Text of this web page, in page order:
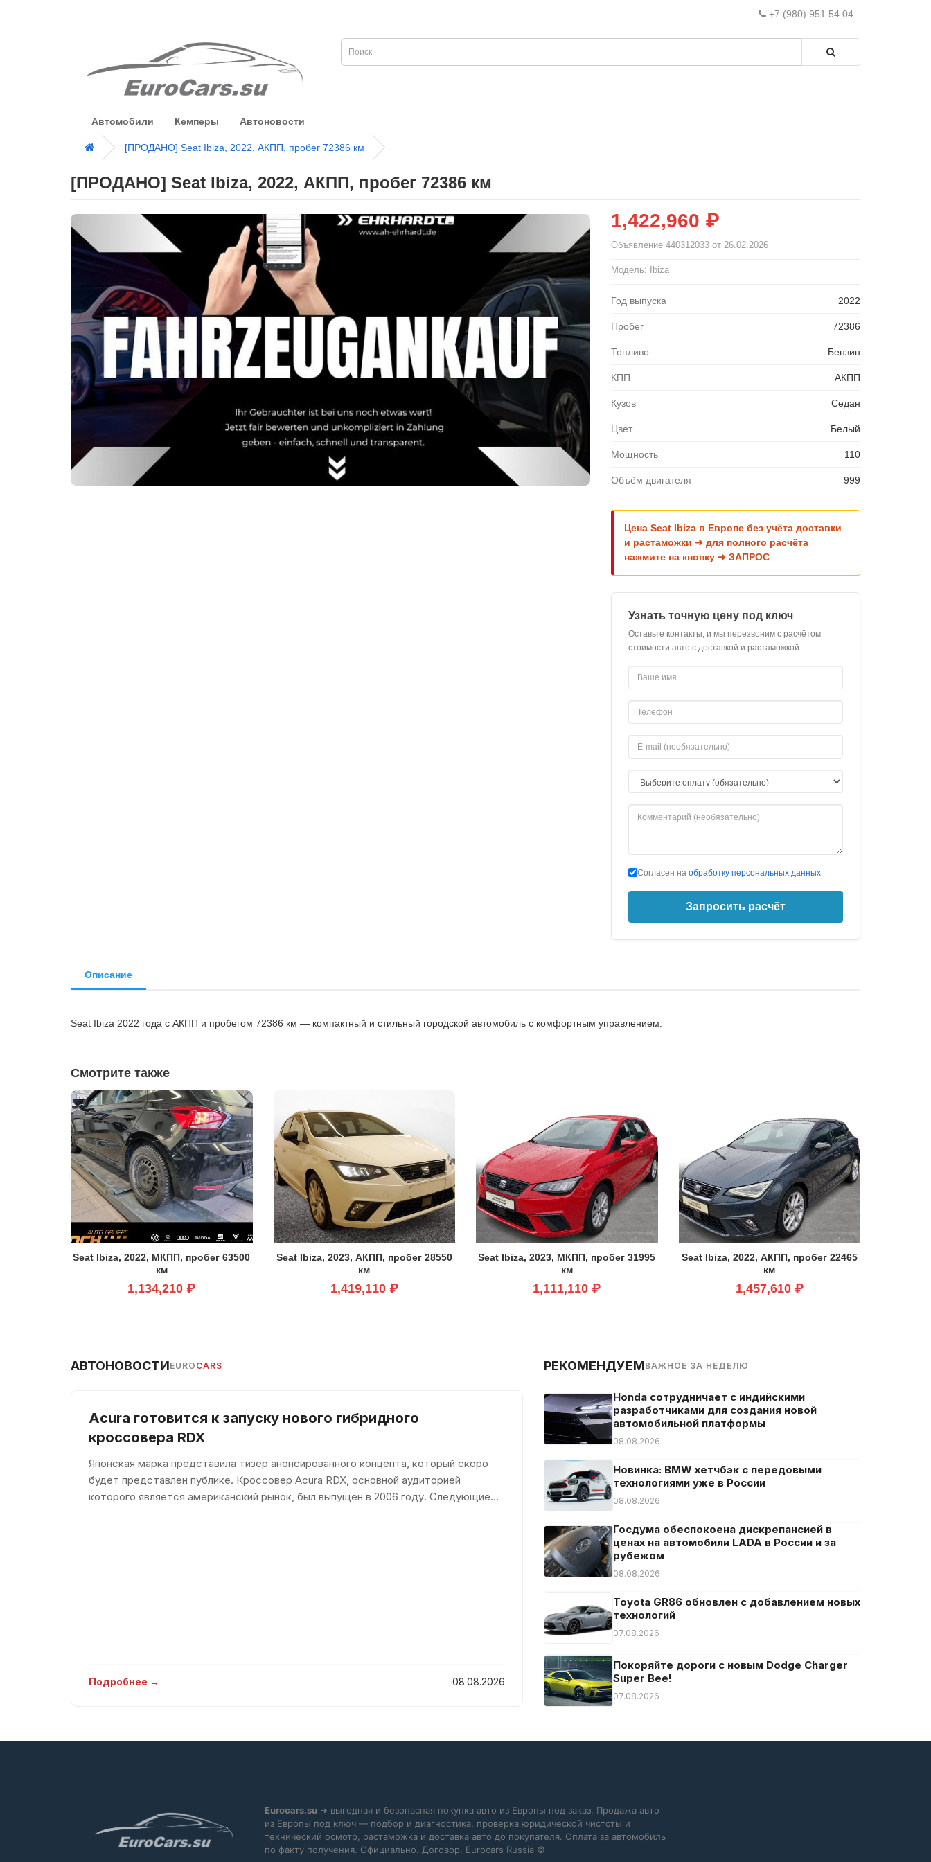
+7 (980) 951 54 04
Автомобили Кемперы Автоновости
[ПРОДАНО] Seat Ibiza, 2022, АКПП, пробег 72386 км
[ПРОДАНО] Seat Ibiza, 2022, АКПП, пробег 72386 км
1,422,960 ₽
Объявление 440312033 от 26.02.2026
Модель: Ibiza
Год выпуска 2022
Пробег 72386
Топливо Бензин
КПП АКПП
Кузов Седан
Цвет Белый
Мощность 110
Объём двигателя 999
Цена Seat Ibiza в Европе без учёта доставки
и растаможки ➜ для полного расчёта
нажмите на кнопку ➜ ЗАПРОС
Узнать точную цену под ключ
Оставьте контакты, и мы перезвоним с расчётом
стоимости авто с доставкой и растаможкой.
Согласен на обработку персональных данных
Запросить расчёт
Описание
Seat Ibiza 2022 года с АКПП и пробегом 72386 км — компактный и стильный городской автомобиль с комфортным управлением.
Смотрите также
Seat Ibiza, 2022, МКПП, пробег 63500
км
1,134,210 ₽
Seat Ibiza, 2023, АКПП, пробег 28550
км
1,419,110 ₽
Seat Ibiza, 2023, МКПП, пробег 31995
км
1,111,110 ₽
Seat Ibiza, 2022, АКПП, пробег 22465
км
1,457,610 ₽
АВТОНОВОСТИEURO CARS
Acura готовится к запуску нового гибридного
кроссовера RDX
Японская марка представила тизер анонсированного концепта, который скоро
будет представлен публике. Кроссовер Acura RDX, основной аудиторией
которого является американский рынок, был выпущен в 2006 году. Следующие
Подробнее → 08.08.2026
РЕКОМЕНДУЕМВАЖНОЕ ЗА НЕДЕЛЮ
Honda сотрудничает с индийскими
разработчиками для создания новой
автомобильной платформы
08.08.2026
Новинка: BMW хетчбэк с передовыми
технологиями уже в России
08.08.2026
Госдума обеспокоена дискрепансией в
ценах на автомобили LADA в России и за
рубежом
08.08.2026
Toyota GR86 обновлен с добавлением новых
технологий
07.08.2026
Покоряйте дороги с новым Dodge Charger
Super Bee!
07.08.2026
Eurocars.su ➜ выгодная и безопасная покупка авто из Европы под заказ. Продажа авто
из Европы под ключ — подбор и диагностика, проверка юридической чистоты и
технический осмотр, растаможка и доставка авто до покупателя. Оплата за автомобиль
по факту получения. Официально. Договор. Eurocars Russia ©